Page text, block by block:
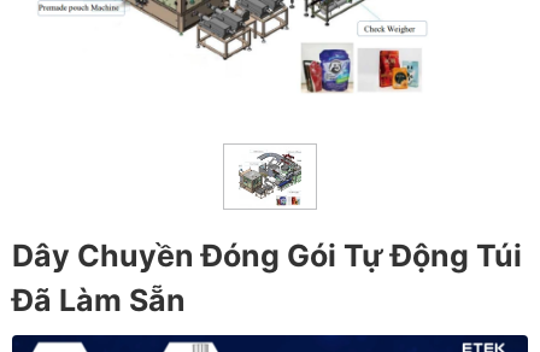
Dây Chuyền Đóng Gói Tự Động Túi
Đã Làm Sẵn